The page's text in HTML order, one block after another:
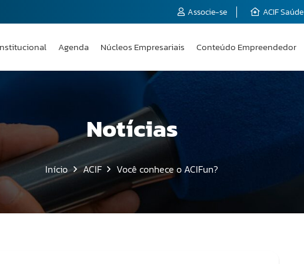
Associe-se ACIF Saúde
Agenda Núcleos Empresariais Conteúdo Empreendedor
Notícias
Início ACIF Você conhece o ACIFun?